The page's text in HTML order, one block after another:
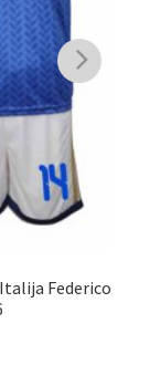
Federico